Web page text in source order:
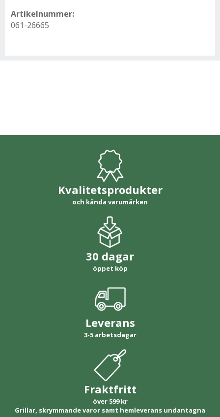
Artikelnummer:
061-26665
Kvalitetsprodukter
och kända varumärken
30 dagar
öppet köp
Leverans
3-5 arbetsdagar
Fraktfritt
över 599 kr
Grillar, skrymmande varor samt hemleverans undantagna